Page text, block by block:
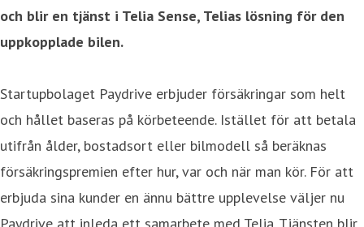
och blir en tjänst i Telia Sense, Telias lösning för den
uppkopplade bilen.
Startupbolaget Paydrive erbjuder försäkringar som helt
och hållet baseras på körbeteende. Istället för att betala
utifrån ålder, bostadsort eller bilmodell så beräknas
försäkringspremien efter hur, var och när man kör. För att
erbjuda sina kunder en ännu bättre upplevelse väljer nu
Paydrive att inleda ett samarbete med Telia. Tjänsten blir